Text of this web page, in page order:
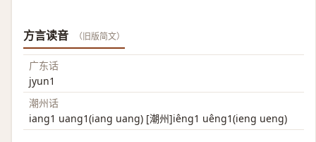
方言读音 （旧版简文）
广东话
jyun1
潮州话
iang1 uang1(iang uang) [潮州]iêng1 uêng1(ieng ueng)